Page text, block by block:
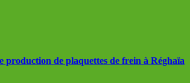
de plaquettes de frein à Réghaïa